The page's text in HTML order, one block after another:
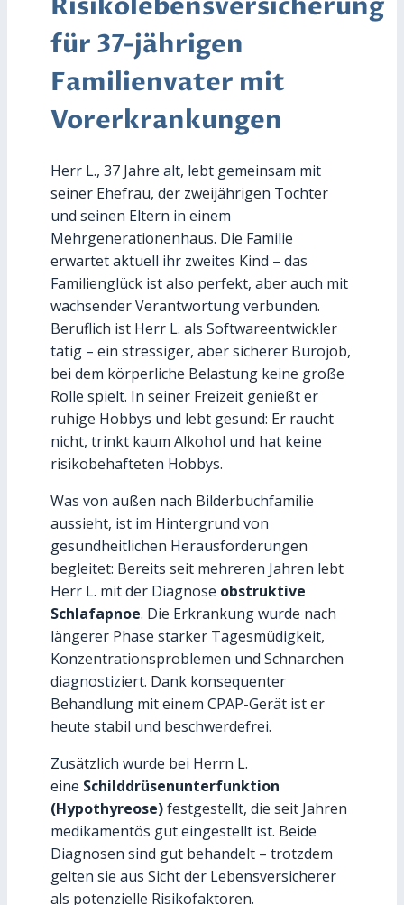
für 37-jährigen
Familienvater mit
Vorerkrankungen
Herr L., 37 Jahre alt, lebt gemeinsam mit
seiner Ehefrau, der zweijährigen Tochter
und seinen Eltern in einem
Mehrgenerationenhaus. Die Familie
erwartet aktuell ihr zweites Kind – das
Familienglück ist also perfekt, aber auch mit
wachsender Verantwortung verbunden.
Beruflich ist Herr L. als Softwareentwickler
tätig – ein stressiger, aber sicherer Bürojob,
bei dem körperliche Belastung keine große
Rolle spielt. In seiner Freizeit genießt er
ruhige Hobbys und lebt gesund: Er raucht
nicht, trinkt kaum Alkohol und hat keine
risikobehafteten Hobbys.
Was von außen nach Bilderbuchfamilie
aussieht, ist im Hintergrund von
gesundheitlichen Herausforderungen
begleitet: Bereits seit mehreren Jahren lebt
Herr L. mit der Diagnose obstruktive
Schlafapnoe. Die Erkrankung wurde nach
längerer Phase starker Tagesmüdigkeit,
Konzentrationsproblemen und Schnarchen
diagnostiziert. Dank konsequenter
Behandlung mit einem CPAP-Gerät ist er
heute stabil und beschwerdefrei.
Zusätzlich wurde bei Herrn L.
eine Schilddrüsenunterfunktion
(Hypothyreose)festgestellt, die seit Jahren
medikamentös gut eingestellt ist. Beide
Diagnosen sind gut behandelt – trotzdem
gelten sie aus Sicht der Lebensversicherer
als potenzielle Risikofaktoren.